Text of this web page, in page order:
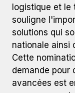
logistique et le
souligne
solutions qui
nationale ainsi
Cette
demande pour
avancées est